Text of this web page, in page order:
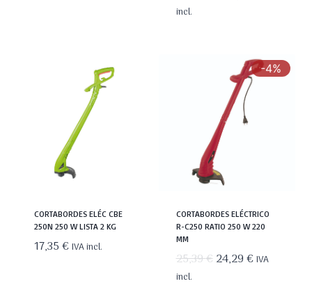
115,49 €.110,47 €.
incl.
CORTABORDES ELÉC CBE
250N 250 W LISTA 2 KG
17,35€ IVA incl.
-4%
CORTABORDES ELÉCTRICO
R-C250 RATIO 250 W 220
MM
25,39€ El
24,29€ElIVA
incl.